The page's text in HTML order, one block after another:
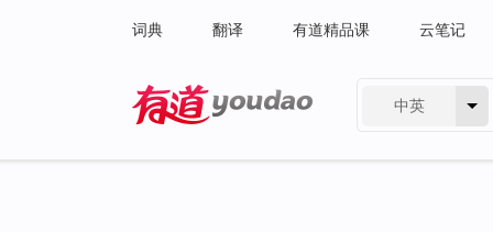
词典 翻译 有道精品课 云笔记
中英